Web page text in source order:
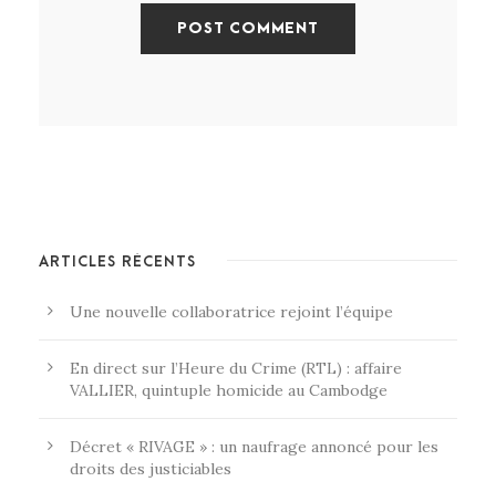
ARTICLES RÉCENTS
Une nouvelle collaboratrice rejoint l’équipe
En direct sur l’Heure du Crime (RTL) : affaire
VALLIER, quintuple homicide au Cambodge
Décret « RIVAGE » : un naufrage annoncé pour les
droits des justiciables